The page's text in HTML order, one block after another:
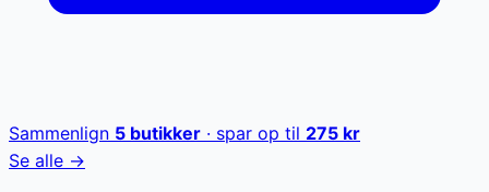
Sammenlign 5 butikker · spar op til 275 kr
Se alle →